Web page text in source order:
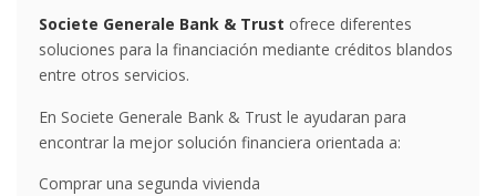
Societe Generale Bank & Trust ofrece diferentes
soluciones para la financiación mediante créditos blandos
entre otros servicios.
En Societe Generale Bank & Trust le ayudaran para
encontrar la mejor solución financiera orientada a:
Comprar una segunda vivienda